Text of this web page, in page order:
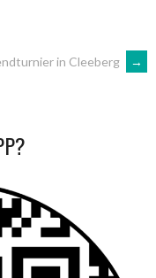
in Cleeberg →